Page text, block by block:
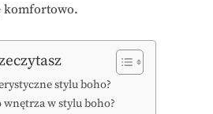
komfortowo.
stylu boho?
w stylu boho?